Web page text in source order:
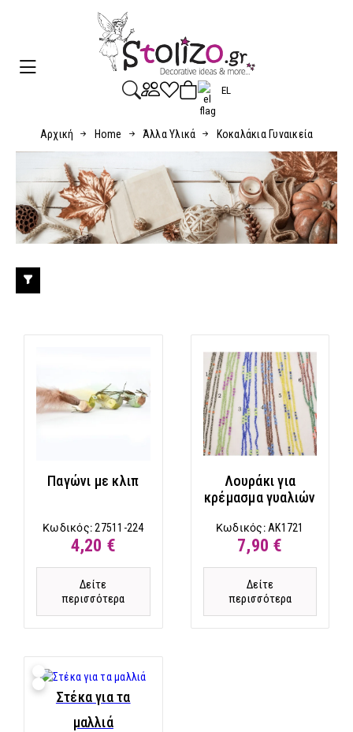
EL
Αρχική Home Άλλα Υλικά Κοκαλάκια Γυναικεία
Παγώνι με κλιπ
Κωδικός:27511-224
4,20 €
Δείτε
περισσότερα
Λουράκι για
κρέμασμα γυαλιών
Κωδικός: AK1721
7,90 €
Δείτε
περισσότερα
Στέκα για τα
μαλλιά